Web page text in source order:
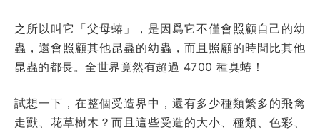
之所以叫它「父母蝽」，是因爲它不僅會照顧自己的幼
蟲，還會照顧其他昆蟲的幼蟲，而且照顧的時間比其他
昆蟲的都長。全世界竟然有超過 4700 種臭蝽！
試想一下，在整個受造界中，還有多少種類繁多的飛禽
走獸、花草樹木？而且這些受造的大小、種類、色彩、